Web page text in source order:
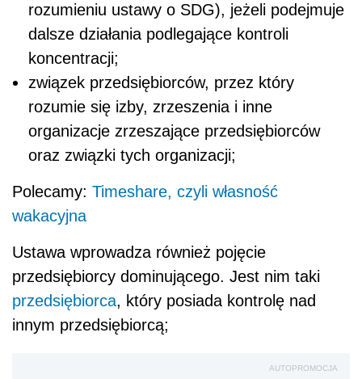
rozumieniu ustawy o SDG), jeżeli podejmuje
dalsze działania podlegające kontroli
koncentracji;
związek przedsiębiorców, przez który
rozumie się izby, zrzeszenia i inne
organizacje zrzeszające przedsiębiorców
oraz związki tych organizacji;
Polecamy: Timeshare, czyli własność
wakacyjna
Ustawa wprowadza również pojęcie
przedsiębiorcy dominującego. Jest nim taki
przedsiębiorca, który posiada kontrolę nad
innym przedsiębiorcą;
AUTOPROMOCJA